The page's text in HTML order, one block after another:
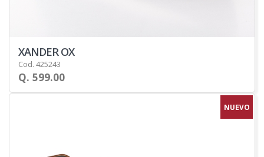
XANDER OX
Cod. 425243
Q. 599.00
NUEVO